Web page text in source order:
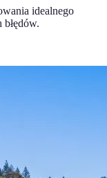
idealnego